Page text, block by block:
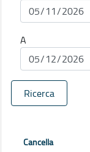
A
Ricerca
Cancella